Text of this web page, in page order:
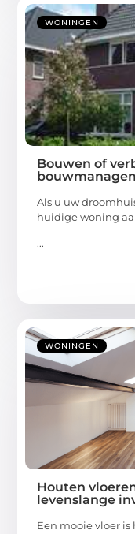
WONINGEN
Bouwen of
Als u uw
huidige woning
...
WONINGEN
Houten
levenslange
Een mooie vloer